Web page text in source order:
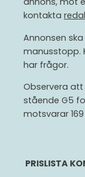
kontakta
Annonsen
manusstopp.
har frågor.
Observera
stående G5
motsvarar
PRISLISTA